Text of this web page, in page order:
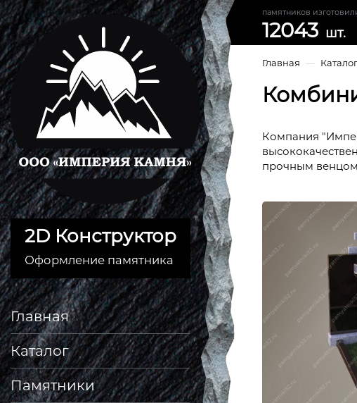
2D Конструктор
Оформление памятника
Главная
Каталог
Памятники
памятников
12043 шт.
Главная —
Компания
прочным